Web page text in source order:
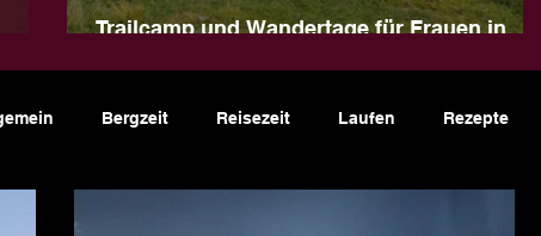
Trailcamp und Wandertage für Frauen in
Bergzeit Reisezeit Laufen Rezepte